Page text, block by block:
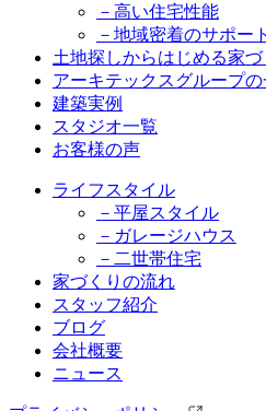
－高い住宅性能
－地域密着のサポート
土地探しからはじめる家づ
アーキテックスグループ
建築実例
スタジオ一覧
お客様の声
ライフスタイル
－平屋スタイル
－ガレージハウス
－二世帯住宅
家づくりの流れ
スタッフ紹介
ブログ
会社概要
ニュース